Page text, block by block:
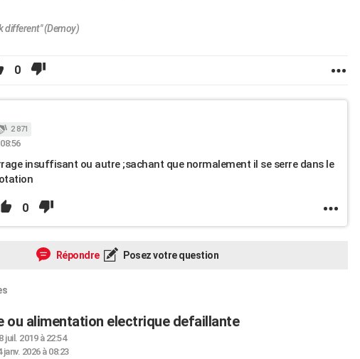
different" (Demoy)
0
2 871
insuffisant ou autre ;sachant que normalement il se serre dans le
0
Répondre Posez votre question
ou alimentation electrique defaillante
juil. 2019 à 22:54
janv. 2026 à 08:23